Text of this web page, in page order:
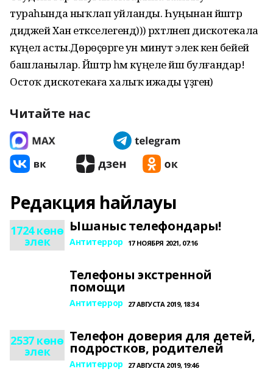
тураһында ныҡлап уйланды. Һуңынан йәштәр
диджей Хан етәкселегендә))) рәхәтләәәәнеп дискотекала
күңел асты.Дөрөҫөрәге ун минут элек кенә бейей
башланылар. Йәштәр һәм күңеле йәш булғандар!
Остоҡ дискотекаға халыҡ ижады үҙәгенә)
Читайте нас
Редакция һайлауы
1724 көнө
элек
Ышаныс телефондары!
Антитеррор 17 НОЯБРЯ 2021, 07:16
Телефоны экстренной
помощи
Антитеррор 27 АВГУСТА 2019, 18:34
2537 көнө
элек
Телефон доверия для детей,
подростков, родителей
Антитеррор 27 АВГУСТА 2019, 19:46